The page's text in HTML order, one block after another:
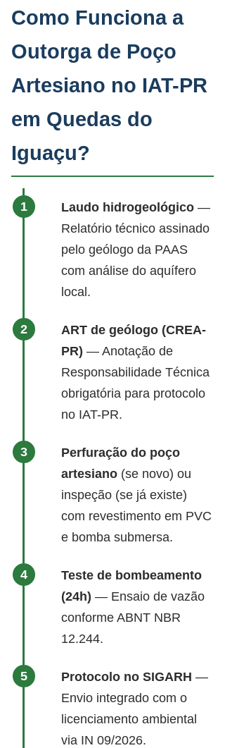
Como Funciona a
Outorga de Poço
Artesiano no IAT-PR
em Quedas do
Iguaçu?
Laudo hidrogeológico —
Relatório técnico assinado
pelo geólogo da PAAS
com análise do aquífero
local.
ART de geólogo (CREA-
PR) — Anotação de
Responsabilidade Técnica
obrigatória para protocolo
no IAT-PR.
Perfuração do poço
artesiano (se novo) ou
inspeção (se já existe)
com revestimento em PVC
e bomba submersa.
Teste de bombeamento
(24h) — Ensaio de vazão
conforme ABNT NBR
12.244.
Protocolo no SIGARH —
Envio integrado com o
licenciamento ambiental
via IN 09/2026.